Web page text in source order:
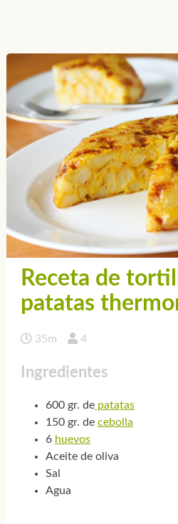
Receta de
patatas
35m 4
Ingredientes
600 gr. depatatas
150 gr. de cebolla
6 huevos
Aceite de oliva
Sal
Agua